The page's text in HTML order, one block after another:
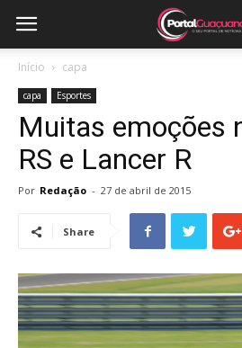
Início capa
capa Esportes
Muitas emoções
RS e Lancer R
Por Redação - 27 de abril de 2015
Share